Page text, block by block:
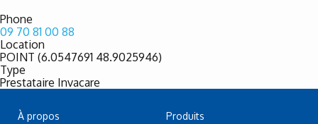
Phone
09 70 81 00 88
Location
POINT (6.0547691 48.9025946)
Type
Prestataire Invacare
À propos
Produits